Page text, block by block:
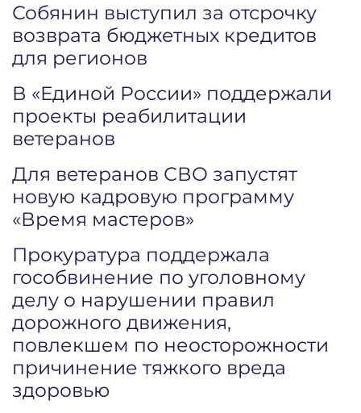
Собянин выступил за отсрочку
возврата бюджетных кредитов
для регионов
В «Единой России» поддержали
проекты реабилитации
ветеранов
Для ветеранов СВО запустят
новую кадровую программу
«Время мастеров»
Прокуратура поддержала
гособвинение по уголовному
делу о нарушении правил
дорожного движения,
повлекшем по неосторожности
причинение тяжкого вреда
здоровью